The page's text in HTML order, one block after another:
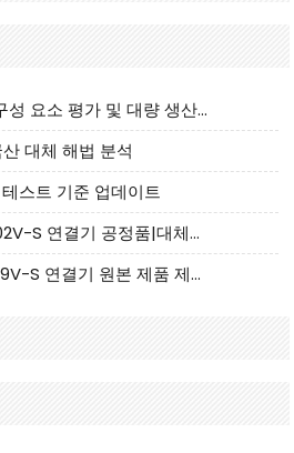
CNC Tech 국산 케이블 구성 요소 평가 및 대량 생산 적합성 가이드
대체 해법 분석
스트 기준 업데이트
JST 연결기- JST NSHR-02V-S 연결기 공정품|대체품 제공
JST 연결기 - JST GHR-09V-S 연결기 원본 제품 제공 | 대체품 제공